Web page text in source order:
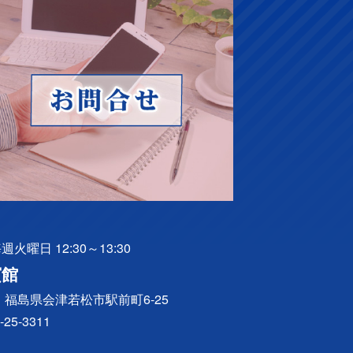
火曜日 12:30～13:30
福島県会津若松市駅前町6-25
3311